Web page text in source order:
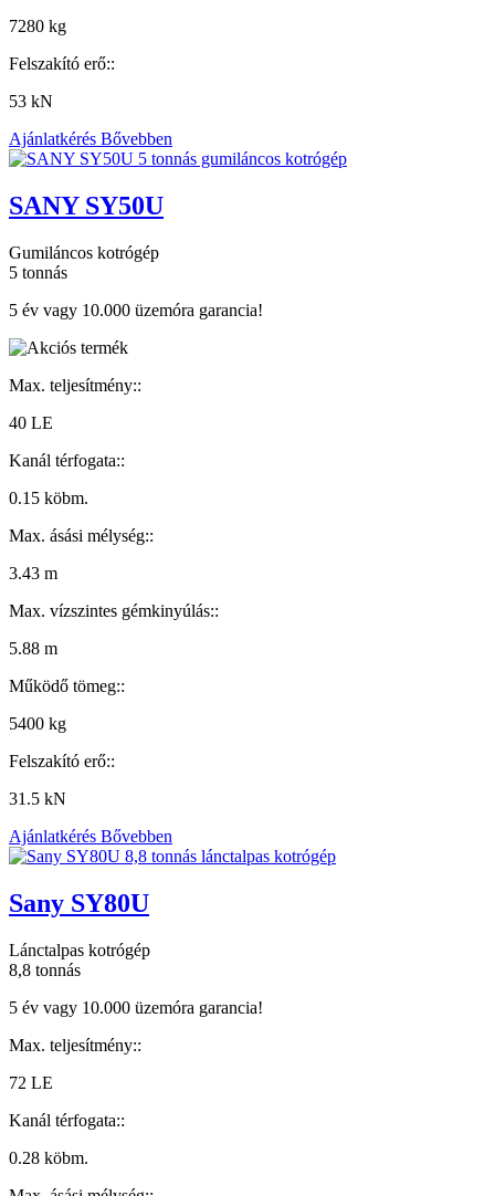
7280 kg
Felszakító erő::
53 kN
Ajánlatkérés Bővebben
SANY SY50U
Gumiláncos kotrógép
5 tonnás
5 év vagy 10.000 üzemóra garancia!
Max. teljesítmény::
40 LE
Kanál térfogata::
0.15 köbm.
Max. ásási mélység::
3.43 m
Max. vízszintes gémkinyúlás::
5.88 m
Működő tömeg::
5400 kg
Felszakító erő::
31.5 kN
Ajánlatkérés Bővebben
Sany SY80U
Lánctalpas kotrógép
8,8 tonnás
5 év vagy 10.000 üzemóra garancia!
Max. teljesítmény::
72 LE
Kanál térfogata::
0.28 köbm.